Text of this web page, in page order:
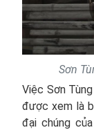
Sơn
Việc Sơn
được xem là
đại chúng